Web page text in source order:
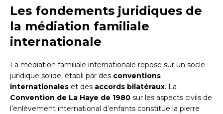
Les fondements juridiques de
la médiation familiale
internationale
La médiation familiale internationale repose sur un socle
juridique solide, établi par des conventions
internationales et des accords bilatéraux. La
Convention de La Haye de 1980 sur les aspects civils de
l’enlèvement international d’enfants constitue la pierre